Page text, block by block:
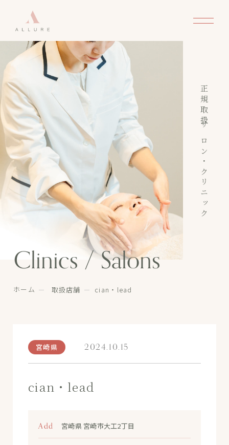
正規取扱サロン・クリニック
Clinics / Salons
ホーム 取扱店舗 cian・lead
宮崎県 2024.10.15
cian・lead
Add 宮崎県 宮崎市大工2丁目